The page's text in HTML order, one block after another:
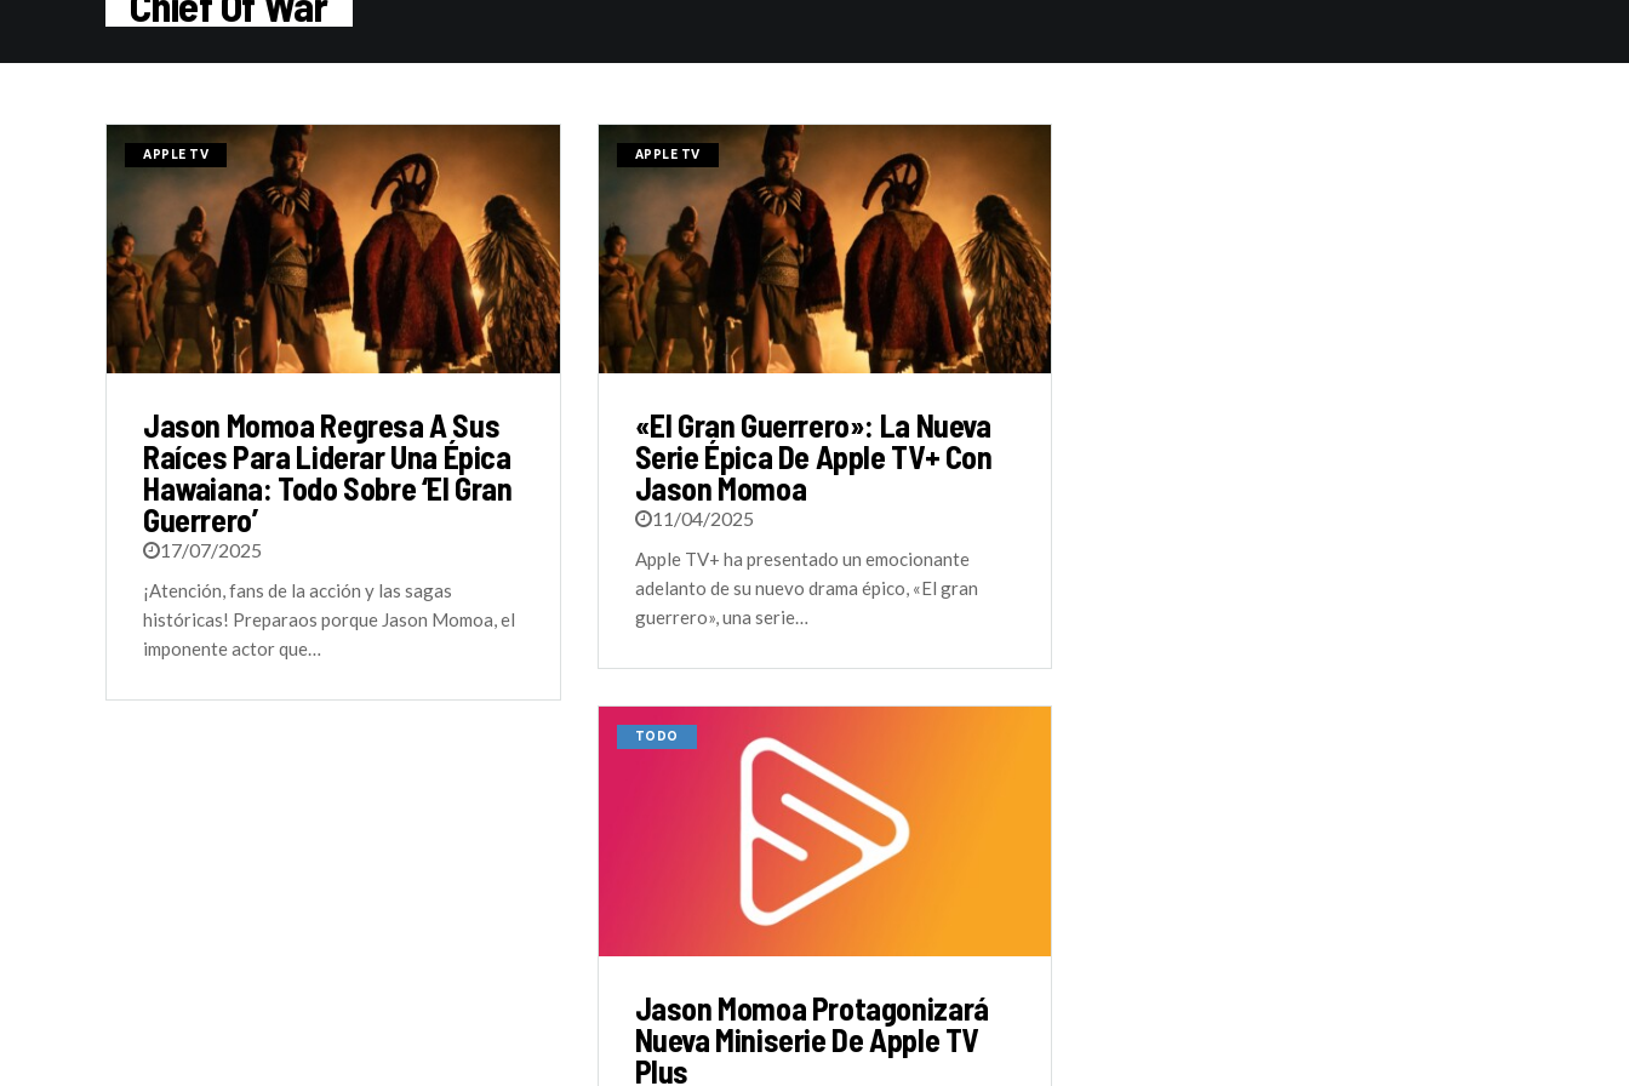
APPLE TV
Jason Momoa Regresa A Sus
Raíces Para Liderar Una Épica
Hawaiana: Todo Sobre ‘El Gran
Guerrero’
17/07/2025
¡Atención, fans de la acción y las sagas
históricas! Preparaos porque Jason Momoa, el
imponente actor que…
APPLE TV
«El Gran Guerrero»: La Nueva
Serie Épica De Apple TV+ Con
Jason Momoa
11/04/2025
Apple TV+ ha presentado un emocionante
adelanto de su nuevo drama épico, «El gran
guerrero», una serie…
TODO
Jason Momoa Protagonizará
Nueva Miniserie De Apple TV
Plus